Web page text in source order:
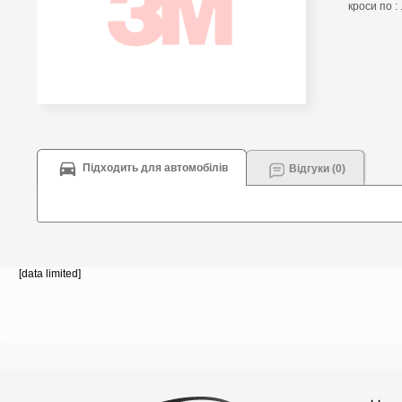
кроси по : .
Підходить для автомобілів Відгуки (0)
[data limited]